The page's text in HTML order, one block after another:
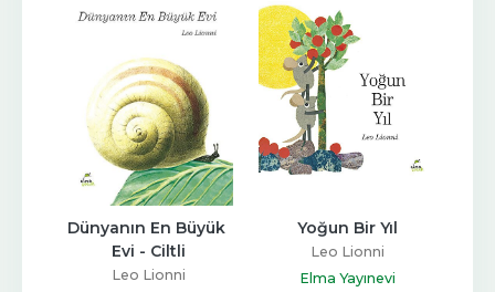
Dünyanın En Büyük
Evi - Ciltli
Leo Lionni
Yoğun Bir Yıl
Leo Lionni
Elma Yayınevi